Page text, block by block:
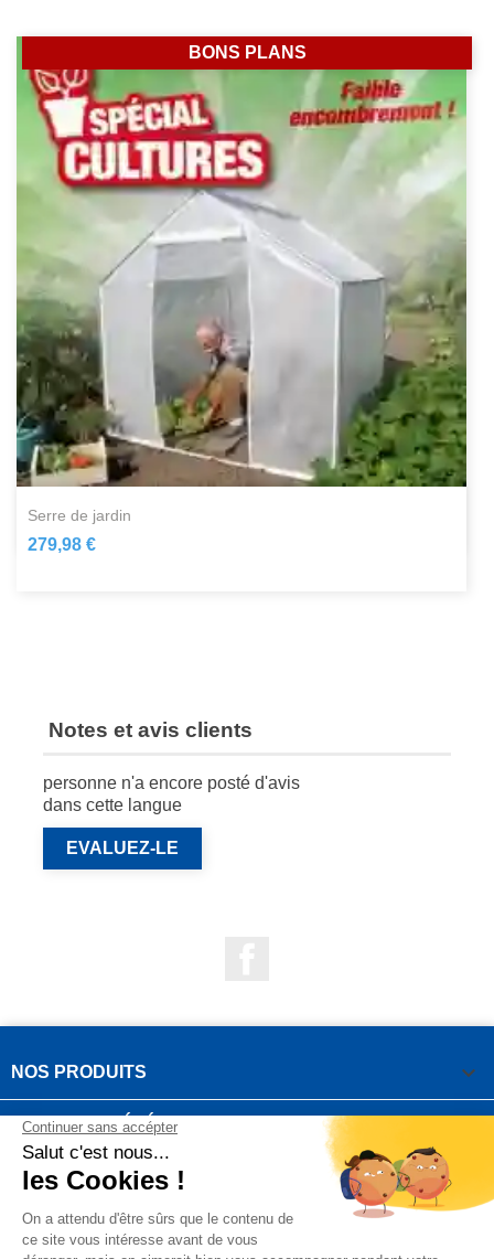
serre de jardin
279,98 €
BONS PLANS
Notes et avis clients
personne n'a encore posté d'avis
dans cette langue
EVALUEZ-LE
NOS PRODUITS 
NOTRE SOCIÉTÉ
VOTRE COMPTE
INFORMATIONS DE LA BOUTIQUE